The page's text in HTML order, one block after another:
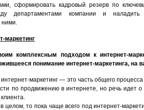
сформировать кадровый резерв по
департаментами компании и наладить
ними.
маркетинг
комплексным подходом к интернет-
понимание интернет-маркетинга, на
маркетинг — это часть общего
по продвижению в интернете, но речь идет
клиента.
целом, то пока чаще всего под интернет-